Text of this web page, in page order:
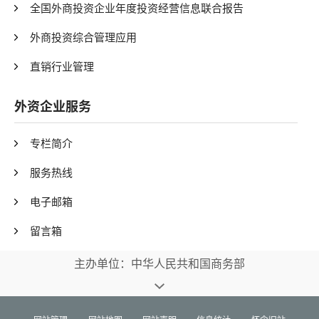
全国外商投资企业年度投资经营信息联合报告
外商投资综合管理应用
直销行业管理
外资企业服务
专栏简介
服务热线
电子邮箱
留言箱
主办单位：中华人民共和国商务部